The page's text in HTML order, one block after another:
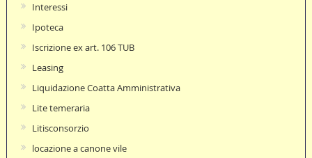
Interessi
Ipoteca
Iscrizione ex art. 106 TUB
Leasing
Liquidazione Coatta Amministrativa
Lite temeraria
Litisconsorzio
locazione a canone vile